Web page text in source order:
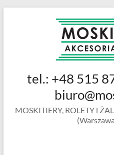
siatki na
okienne |
tel.: +48 515
MOSKITIERY, ROLETY i